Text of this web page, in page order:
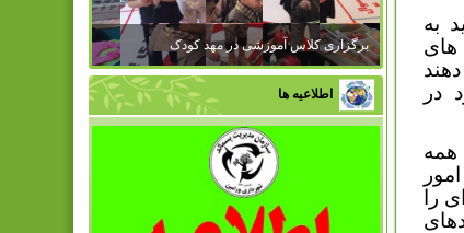
به
های
در
همه
را
برگزاری کلاس آموزشی در مهد کودک
اطلاعیه ها